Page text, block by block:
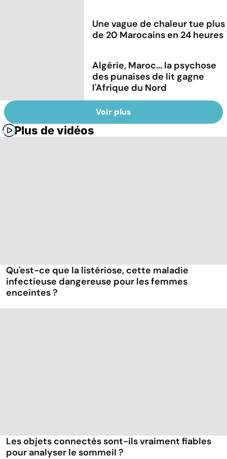
Une vague de chaleur tue plus
de 20 Marocains en 24 heures
Algérie, Maroc... la psychose
des punaises de lit gagne
l'Afrique du Nord
Voir plus
Plus de vidéos
Qu'est-ce que la listériose, cette maladie
infectieuse dangereuse pour les femmes
enceintes ?
Les objets connectés sont-ils vraiment fiables
pour analyser le sommeil ?